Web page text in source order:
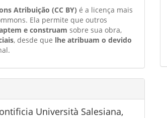
Atribuição (CC BY) é a licença mais
Ela permite que outros
e construam sobre sua obra,
, desde que lhe atribuam o devido
Università Salesiana,